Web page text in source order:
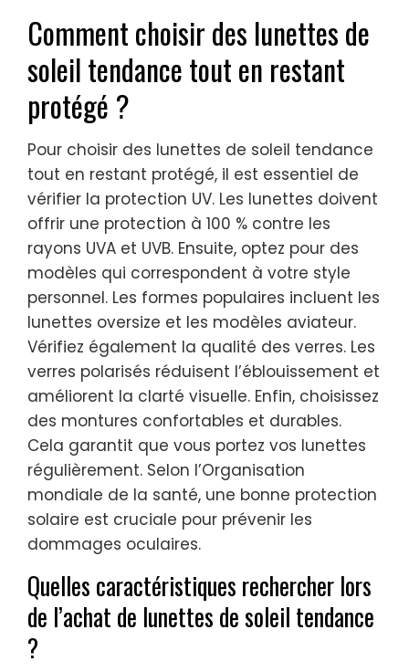
Comment choisir des lunettes de
soleil tendance tout en restant
protégé ?
Pour choisir des lunettes de soleil tendance
tout en restant protégé, il est essentiel de
vérifier la protection UV. Les lunettes doivent
offrir une protection à 100 % contre les
rayons UVA et UVB. Ensuite, optez pour des
modèles qui correspondent à votre style
personnel. Les formes populaires incluent les
lunettes oversize et les modèles aviateur.
Vérifiez également la qualité des verres. Les
verres polarisés réduisent l’éblouissement et
améliorent la clarté visuelle. Enfin, choisissez
des montures confortables et durables.
Cela garantit que vous portez vos lunettes
régulièrement. Selon l’Organisation
mondiale de la santé, une bonne protection
solaire est cruciale pour prévenir les
dommages oculaires.
Quelles caractéristiques rechercher lors
de l’achat de lunettes de soleil tendance
?